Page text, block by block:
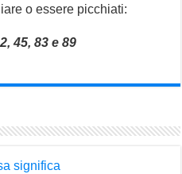
o essere picchiati:
45, 83 e 89
significa